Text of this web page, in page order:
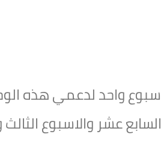
واحد لدعمي هذه
عشر والاسبوع